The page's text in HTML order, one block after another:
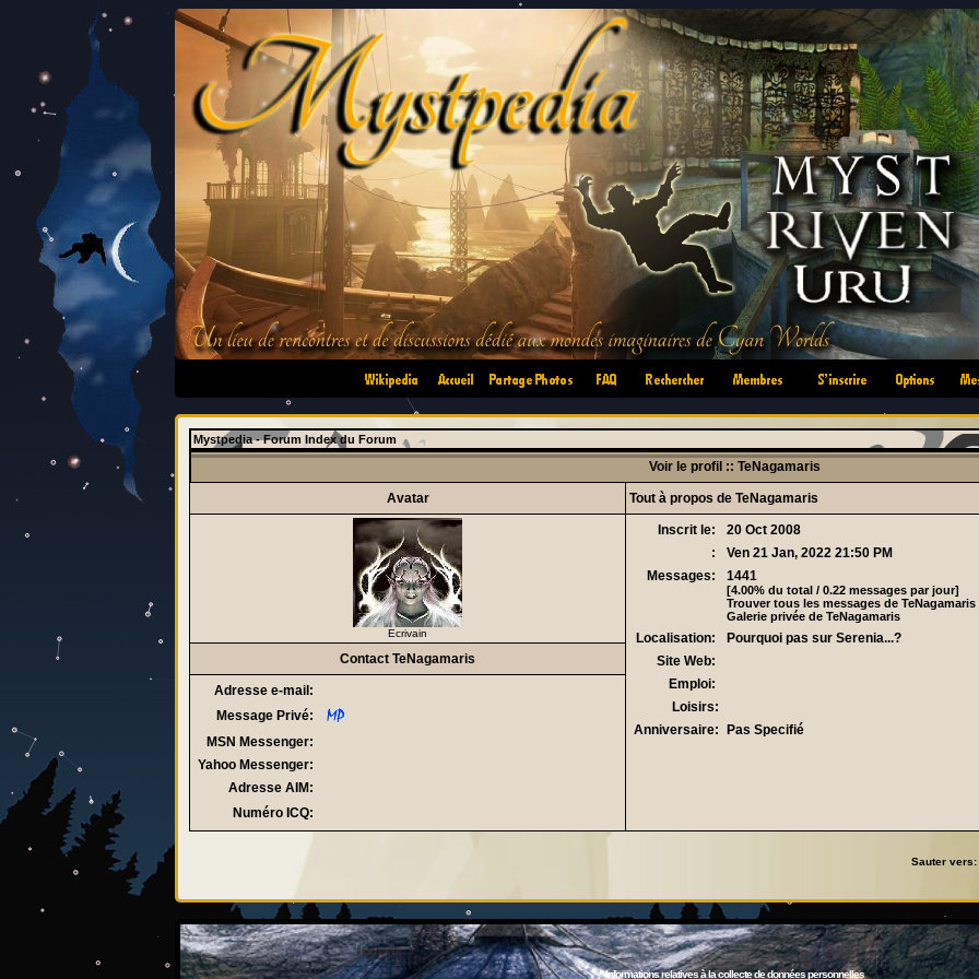
•
Mystpedia - Forum Index du Forum
Voir le profil :: TeNagamaris
Avatar Tout à propos de TeNagamaris
Ecrivain
Inscrit le:
20 Oct 2008
:
Ven 21 Jan, 2022 21:50 PM
Messages:
1441
[4.00% du total / 0.22 messages par jour]
Trouver tous les messages de TeNagamaris
Galerie privée de TeNagamaris
Localisation:
Pourquoi pas sur Serenia...?
Site Web:
Emploi:
Loisirs:
Anniversaire:
Pas Specifié
Contact TeNagamaris
Adresse e-mail:
Message Privé:
MSN Messenger:
Yahoo Messenger:
Adresse AIM:
Numéro ICQ:
Sauter vers:
Informations relatives à la collecte de données personnelles